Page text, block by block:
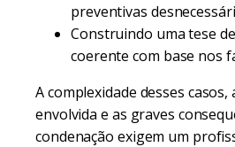
preventivas
Construindo uma tese
coerente com base nos
A complexidade desses
envolvida e as graves
condenação exigem um